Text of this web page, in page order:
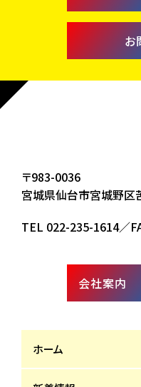
お
〒983-0036
宮城県仙台市宮城野区
TEL 022-235-1614／
会社案内
ホーム